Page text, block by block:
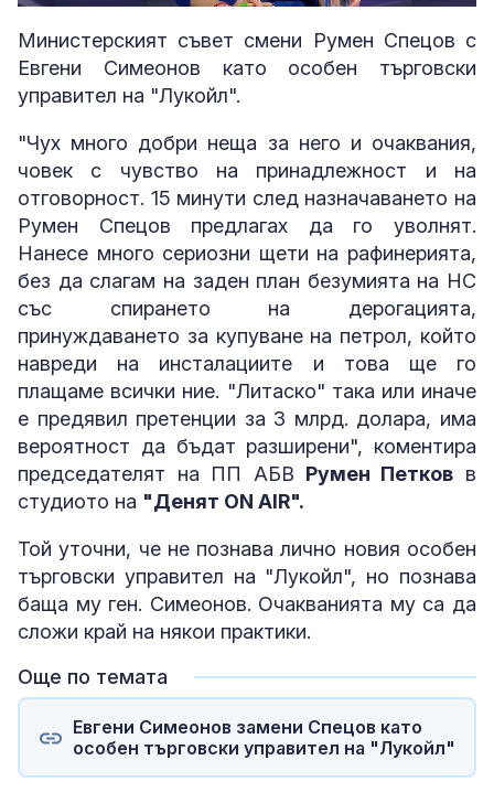
Министерският съвет смени Румен Спецов с
Евгени Симеонов като особен търговски
управител на "Лукойл".
"Чух много добри неща за него и очаквания,
човек с чувство на принадлежност и на
отговорност. 15 минути след назначаването на
Румен Спецов предлагах да го уволнят.
Нанесе много сериозни щети на рафинерията,
без да слагам на заден план безумията на НС
със спирането на дерогацията,
принуждаването за купуване на петрол, който
навреди на инсталациите и това ще го
плащаме всички ние. "Литаско" така или иначе
е предявил претенции за 3 млрд. долара, има
вероятност да бъдат разширени", коментира
председателят на ПП АБВ Румен Петков в
студиото на "Денят ON AIR".
Той уточни, че не познава лично новия особен
търговски управител на "Лукойл", но познава
баща му ген. Симеонов. Очакванията му са да
сложи край на някои практики.
Още по темата
Евгени Симеонов замени Спецов като
особен търговски управител на "Лукойл"